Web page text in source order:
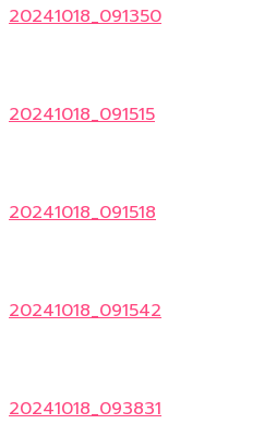
20241018_091350
20241018_091515
20241018_091518
20241018_091542
20241018_093831